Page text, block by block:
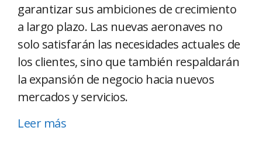
garantizar sus ambiciones de crecimiento
a largo plazo. Las nuevas aeronaves no
solo satisfarán las necesidades actuales de
los clientes, sino que también respaldarán
la expansión de negocio hacia nuevos
mercados y servicios.
Leer más